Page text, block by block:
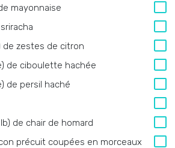
mayonnaise
sriracha
de zestes de citron
de ciboulette hachée
de persil haché
de chair de homard
précuit coupées en morceaux